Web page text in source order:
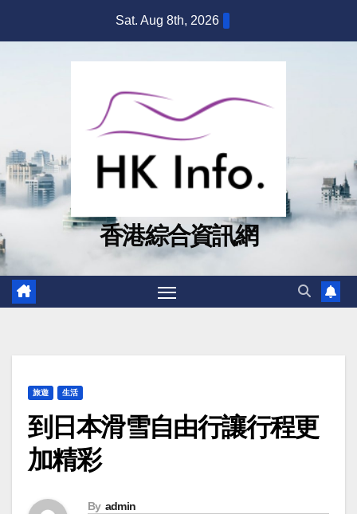
Sat. Aug 8th, 2026
香港綜合資訊網
旅遊 生活
到日本滑雪自由行讓行程更
加精彩
By admin